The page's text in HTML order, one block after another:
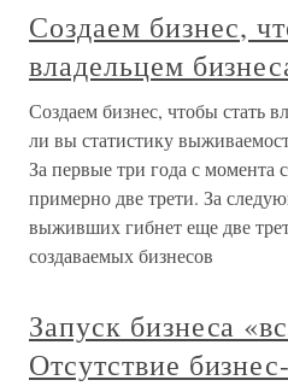
Создаем бизнес,
владельцем
Создаем бизнес, чтобы стать
ли вы статистику
За первые три года с момента
примерно две трети. За
выживших гибнет еще две
создаваемых бизнесов
Запуск бизнеса
Отсутствие